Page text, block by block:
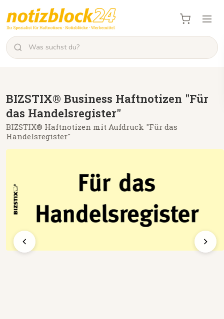
BIZSTIX® Business Haftnotizen "Für
das Handelsregister"
BIZSTIX® Haftnotizen mit Aufdruck "Für das
Handelsregister"